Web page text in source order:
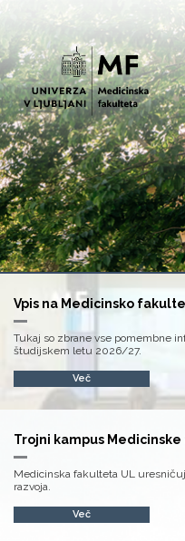
Trojni kampus
Medicinska fakulteta UL
razvoja.
Več
Vpis na Medicinsko
Tukaj so zbrane vse pomembne
študijskem letu 2026/27.
Več